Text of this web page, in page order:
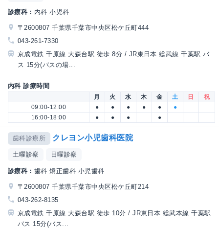
診療科： 内科 小児科
〒2600807 千葉県千葉市中央区松ケ丘町444
043-261-7330
京成電鉄 千原線 大森台駅 徒歩 8分 / JR東日本 総武線 千葉駅 バ
ス 15分(バスの場...
内科 診療時間
月 火 水 木 金 土 日
祝
09:00-12:00
● ● ● ● ●
●
16:00-18:00
● ● ● ●
歯科診療所 クレヨン小児歯科医院
土曜診察 日曜診察
診療科： 歯科 矯正歯科 小児歯科
〒2600807 千葉県千葉市中央区松ケ丘町214
043-262-8135
京成電鉄 千原線 大森台駅 徒歩 10分 / JR東日本 総武本線 千葉駅
バス 15分(バス...